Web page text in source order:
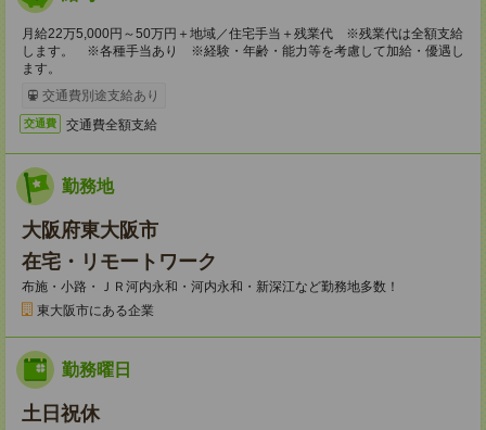
月給22万5,000円～50万円＋地域／住宅手当＋残業代 ※残業代は全額支給
します。 ※各種手当あり ※経験・年齢・能力等を考慮して加給・優遇し
ます。
交通費別途支給あり
交通費 交通費全額支給
勤務地
大阪府東大阪市
在宅・リモートワーク
布施・小路・ＪＲ河内永和・河内永和・新深江など勤務地多数！
東大阪市にある企業
勤務曜日
土日祝休